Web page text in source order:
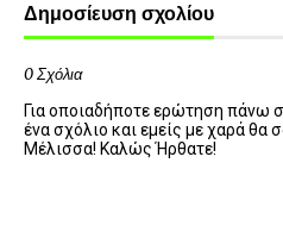
Δημοσίευση σχολίου
0 Σχόλια
Για οποιαδήποτε ερώτηση πάνω
ένα σχόλιο και εμείς με χαρά θα
Μέλισσα! Καλώς Ήρθατε!